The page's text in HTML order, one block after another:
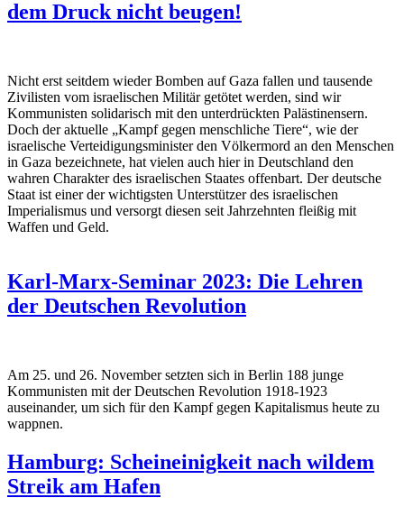
dem Druck nicht beugen!
Nicht erst seitdem wieder Bomben auf Gaza fallen und tausende
Zivilisten vom israelischen Militär getötet werden, sind wir
Kommunisten solidarisch mit den unterdrückten Palästinensern.
Doch der aktuelle „Kampf gegen menschliche Tiere“, wie der
israelische Verteidigungsminister den Völkermord an den Menschen
in Gaza bezeichnete, hat vielen auch hier in Deutschland den
wahren Charakter des israelischen Staates offenbart. Der deutsche
Staat ist einer der wichtigsten Unterstützer des israelischen
Imperialismus und versorgt diesen seit Jahrzehnten fleißig mit
Waffen und Geld.
Karl-Marx-Seminar 2023: Die Lehren
der Deutschen Revolution
Am 25. und 26. November setzten sich in Berlin 188 junge
Kommunisten mit der Deutschen Revolution 1918-1923
auseinander, um sich für den Kampf gegen Kapitalismus heute zu
wappnen.
Hamburg: Scheineinigkeit nach wildem
Streik am Hafen